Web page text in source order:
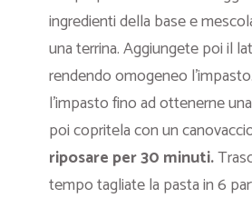
ingredienti della base e
una terrina. Aggiungete poi il
rendendo omogeneo
l’impasto fino ad ottenerne
poi copritela con un
riposare per 30 minuti.
tempo tagliate la pasta in 6